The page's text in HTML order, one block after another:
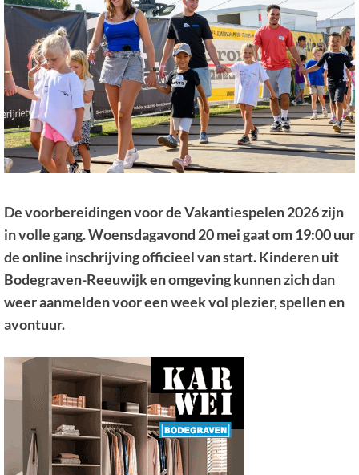
De voorbereidingen voor de Vakantiespelen 2026 zijn
in volle gang. Woensdagavond 20 mei gaat om 19:00 uur
de online inschrijving officieel van start. Kinderen uit
Bodegraven-Reeuwijk en omgeving kunnen zich dan
weer aanmelden voor een week vol plezier, spellen en
avontuur.